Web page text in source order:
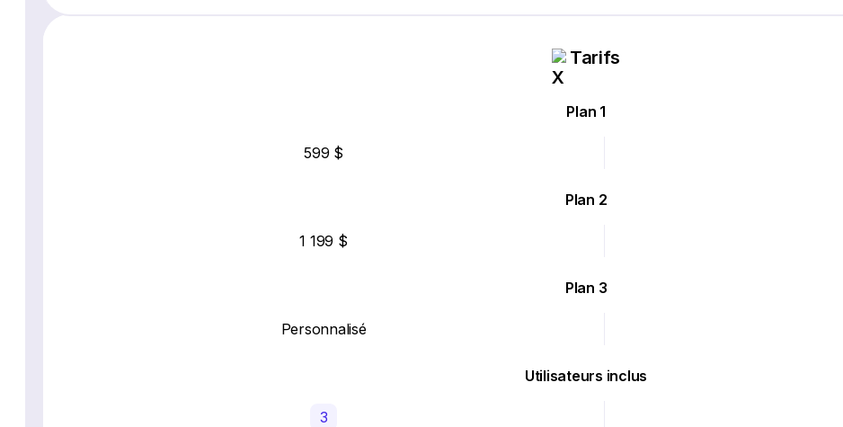
Tarifs
Plan 1
599 $
Plan 2
1 199 $
Plan 3
Personnalisé
Utilisateurs inclus
3